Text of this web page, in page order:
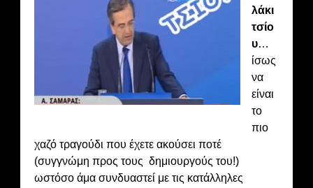
λάκι
τσίο
υ…
ίσως
να
είναι
το
πιο
χαζό τραγούδι που έχετε ακούσει ποτέ
(συγγνώμη προς τους δημιουργούς του!)
ωστόσο άμα συνδυαστεί με τις κατάλληλες